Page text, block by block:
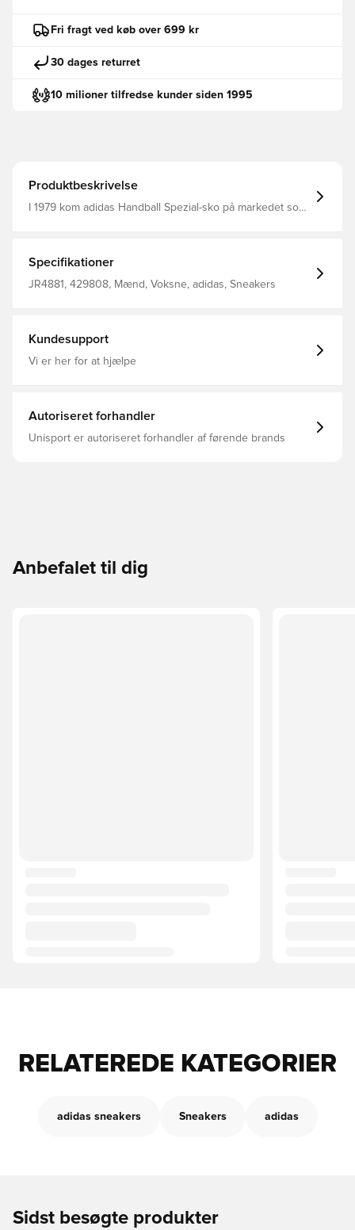
Fri fragt ved køb over 699 kr
30 dages returret
10 milioner tilfredse kunder siden 1995
Produktbeskrivelse
I 1979 kom adidas Handball Spezial-sko på markedet som
par hylder læderfodboldspikes med en glat læderoverdel
og foldbar pløs. Almindelig pasform Snørelukning
Læderoverdel Ydersål i gummi Syntetisk for
Specifikationer
JR4881, 429808, Mænd, Voksne, adidas, Sneakers
Kundesupport
Vi er her for at hjælpe
Autoriseret forhandler
Unisport er autoriseret forhandler af førende brands
Anbefalet til dig
RELATEREDE KATEGORIER
adidas sneakers Sneakers adidas
Sidst besøgte produkter